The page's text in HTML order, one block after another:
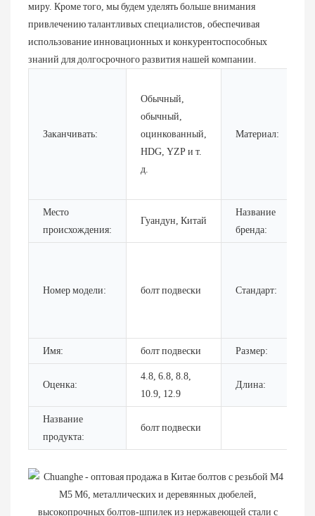
миру. Кроме того, мы будем уделять больше внимания
привлечению талантливых специалистов, обеспечивая
использование инновационных и конкурентоспособных
знаний для долгосрочного развития нашей компании.
Заканчивать:
Обычный,
обычный,
оцинкованный,
HDG, YZP и т.
д.
Материал:
Место
происхождения:
Гуандун, Китай
Название
бренда:
Номер модели: болт подвески Стандарт:
Имя: болт подвески Размер:
Оценка:
4.8, 6.8, 8.8,
10.9, 12.9
Длина:
Название
продукта:
болт подвески